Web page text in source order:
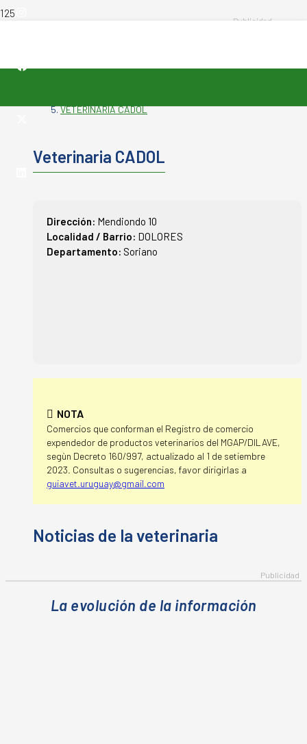
-
VETERINARIA CADOL
Veterinaria CADOL
Dirección: Mendiondo 10
Localidad / Barrio: DOLORES
Departamento: Soriano
NOTA
Comercios que conforman el Registro de comercio
expendedor de productos veterinarios del MGAP/DILAVE,
segùn Decreto 160/997, actualizado al 1 de setiembre
2023. Consultas o sugerencias, favor dirigirlas a
guiavet.uruguay@gmail.com
La evolución de la información